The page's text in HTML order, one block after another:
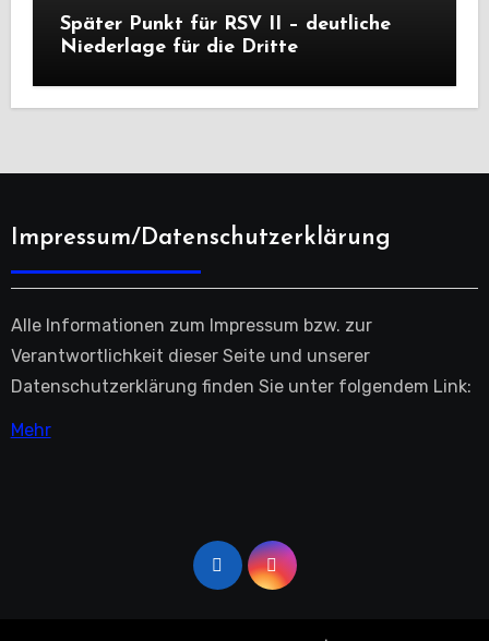
Später Punkt für RSV II – deutliche
Niederlage für die Dritte
Impressum/Datenschutzerklärung
Alle Informationen zum Impressum bzw. zur
Verantwortlichkeit dieser Seite und unserer
Datenschutzerklärung finden Sie unter folgendem Link:
Mehr